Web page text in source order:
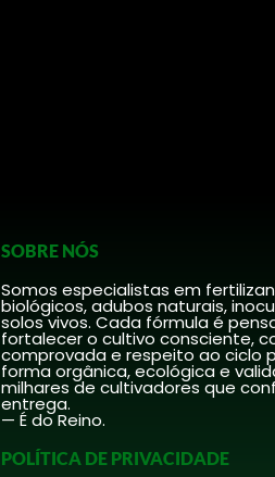
SOBRE NÓS
Somos especialistas em
biológicos, adubos naturais,
solos vivos. Cada fórmula é
fortalecer o cultivo consciente,
comprovada e respeito ao ciclo
forma orgânica, ecológica e
milhares de cultivadores que
entrega.
— É do Reino.
POLÍTICA DE PRIVACIDADE